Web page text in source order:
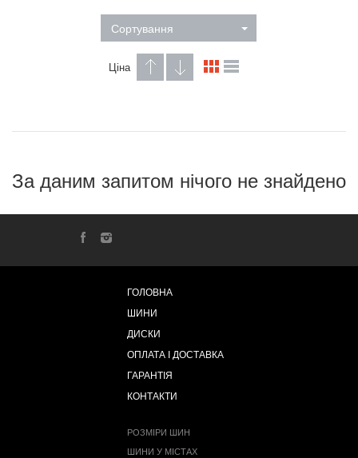
Сортування
Ціна
За даним запитом нічого не знайдено
ГОЛОВНА
ШИНИ
ДИСКИ
ОПЛАТА І ДОСТАВКА
ГАРАНТІЯ
КОНТАКТИ
РОЗМІРИ ШИН
ШИНИ У МІСТАХ